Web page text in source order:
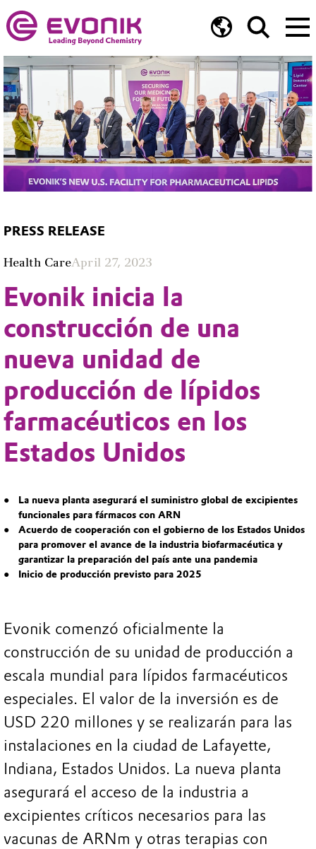
PRESS RELEASE
Health CareApril 27, 2023
Evonik inicia la
construcción de una
nueva unidad de
producción de lípidos
farmacéuticos en los
Estados Unidos
La nueva planta asegurará el suministro global de excipientes
funcionales para fármacos con ARN
Acuerdo de cooperación con el gobierno de los Estados Unidos
para promover el avance de la industria biofarmacéutica y
garantizar la preparación del país ante una pandemia
Inicio de producción previsto para 2025
Evonik comenzó oficialmente la
construcción de su unidad de producción a
escala mundial para lípidos farmacéuticos
especiales. El valor de la inversión es de
USD 220 millones y se realizarán para las
instalaciones en la ciudad de Lafayette,
Indiana, Estados Unidos. La nueva planta
asegurará el acceso de la industria a
excipientes críticos necesarios para las
vacunas de ARNm y otras terapias con